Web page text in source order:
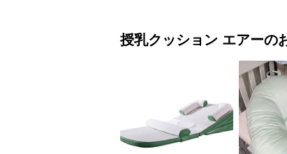
授乳クッション エアーの